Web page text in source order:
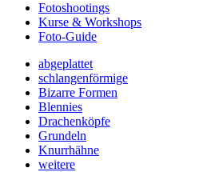
Fotoshootings
Kurse & Workshops
Foto-Guide
abgeplattet
schlangenförmige
Bizarre Formen
Blennies
Drachenköpfe
Grundeln
Knurrhähne
weitere